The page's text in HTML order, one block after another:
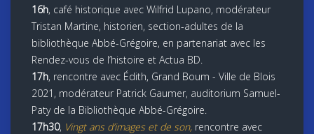
16h, café historique avec Wilfrid Lupano, modérateur
Tristan Martine, historien, section-adultes de la
bibliothèque Abbé-Grégoire, en partenariat avec les
Rendez-vous de l’histoire et Actua BD.
17h, rencontre avec Édith, Grand Boum - Ville de Blois
2021, modérateur Patrick Gaumer, auditorium Samuel-
Paty de la Bibliothèque Abbé-Grégoire.
17h30, Vingt ans d’images et de son, rencontre avec